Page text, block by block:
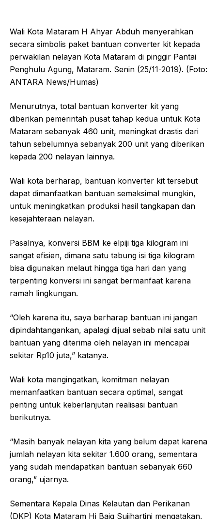
Wali Kota Mataram H Ahyar Abduh menyerahkan
secara simbolis paket bantuan converter kit kepada
perwakilan nelayan Kota Mataram di pinggir Pantai
Penghulu Agung, Mataram. Senin (25/11-2019). (Foto:
ANTARA News/Humas)
Menurutnya, total bantuan konverter kit yang
diberikan pemerintah pusat tahap kedua untuk Kota
Mataram sebanyak 460 unit, meningkat drastis dari
tahun sebelumnya sebanyak 200 unit yang diberikan
kepada 200 nelayan lainnya.
Wali kota berharap, bantuan konverter kit tersebut
dapat dimanfaatkan bantuan semaksimal mungkin,
untuk meningkatkan produksi hasil tangkapan dan
kesejahteraan nelayan.
Pasalnya, konversi BBM ke elpiji tiga kilogram ini
sangat efisien, dimana satu tabung isi tiga kilogram
bisa digunakan melaut hingga tiga hari dan yang
terpenting konversi ini sangat bermanfaat karena
ramah lingkungan.
“Oleh karena itu, saya berharap bantuan ini jangan
dipindahtangankan, apalagi dijual sebab nilai satu unit
bantuan yang diterima oleh nelayan ini mencapai
sekitar Rp10 juta,” katanya.
Wali kota mengingatkan, komitmen nelayan
memanfaatkan bantuan secara optimal, sangat
penting untuk keberlanjutan realisasi bantuan
berikutnya.
“Masih banyak nelayan kita yang belum dapat karena
jumlah nelayan kita sekitar 1.600 orang, sementara
yang sudah mendapatkan bantuan sebanyak 660
orang,” ujarnya.
Sementara Kepala Dinas Kelautan dan Perikanan
(DKP) Kota Mataram Hj Baiq Sujihartini mengatakan,